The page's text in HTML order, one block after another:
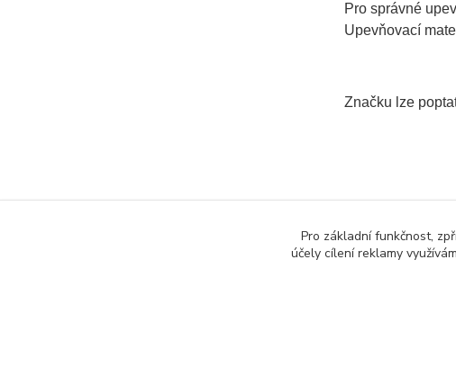
Pro správné
Upevňovací
Značku lze
Informativní
Pro základní funkčnost,
účely cílení reklamy